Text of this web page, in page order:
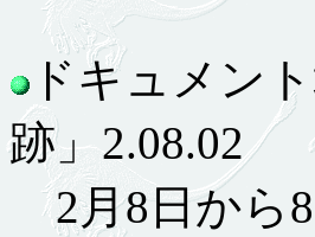
ドキュメン
跡」2.08.02
2月8日から